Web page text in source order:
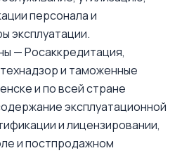
персонала и
эксплуатации.
— Росаккредитация,
и таможенные
и по всей стране
эксплуатационной
и лицензировании,
и постпродажном